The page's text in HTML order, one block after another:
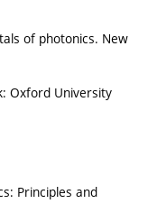
of photonics. New
Oxford University
Principles and